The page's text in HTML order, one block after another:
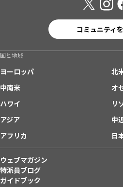
コミュニティ
国と地域
ヨーロッパ
北
中南米
オ
ハワイ
リ
アジア
中
アフリカ
日
ウェブマガジン
特派員ブログ
ガイドブック